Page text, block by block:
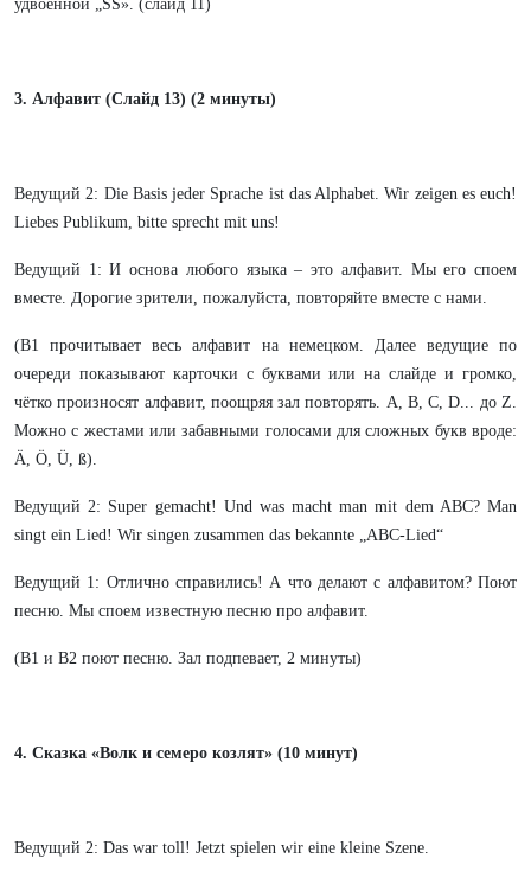
удвоенной „SS». (слайд 11)
3. Алфавит (Слайд 13) (2 минуты)
Ведущий 2: Die Basis jeder Sprache ist das Alphabet. Wir zeigen es euch!
Liebes Publikum, bitte sprecht mit uns!
Ведущий 1: И основа любого языка – это алфавит. Мы его споем
вместе. Дорогие зрители, пожалуйста, повторяйте вместе с нами.
(В1 прочитывает весь алфавит на немецком. Далее ведущие по
очереди показывают карточки с буквами или на слайде и громко,
чётко произносят алфавит, поощряя зал повторять. A, B, C, D... до Z.
Можно с жестами или забавными голосами для сложных букв вроде:
Ä, Ö, Ü, ß).
Ведущий 2: Super gemacht! Und was macht man mit dem ABC? Man
singt ein Lied! Wir singen zusammen das bekannte „ABC-Lied“
Ведущий 1: Отлично справились! А что делают с алфавитом? Поют
песню. Мы споем известную песню про алфавит.
(В1 и В2 поют песню. Зал подпевает, 2 минуты)
4. Сказка «Волк и семеро козлят» (10 минут)
Ведущий 2: Das war toll! Jetzt spielen wir eine kleine Szene.